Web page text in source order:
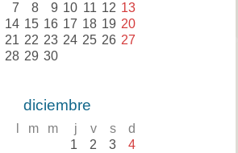
7 8 9 10 11 12 13
14 15 16 17 18 19 20
21 22 23 24 25 26 27
28 29 30
diciembre
m m j v s d
1 2 3 4